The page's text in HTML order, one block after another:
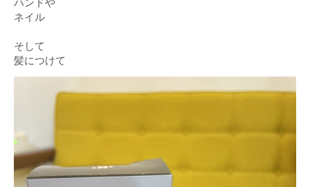
ハンドや
ネイル
そして
髪につけて